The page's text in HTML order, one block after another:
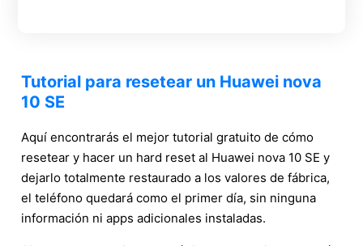
Tutorial para resetear un Huawei nova
10 SE
Aquí encontrarás el mejor tutorial gratuito de cómo
resetear y hacer un hard reset al Huawei nova 10 SE y
dejarlo totalmente restaurado a los valores de fábrica,
el teléfono quedará como el primer día, sin ninguna
información ni apps adicionales instaladas.